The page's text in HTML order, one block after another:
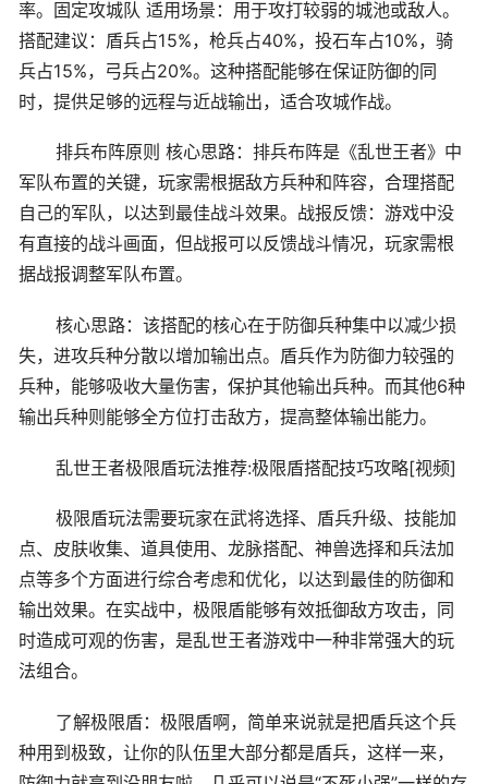
率。固定攻城队 适用场景：用于攻打较弱的城池或敌人。
搭配建议：盾兵占15%，枪兵占40%，投石车占10%，骑
兵占15%，弓兵占20%。这种搭配能够在保证防御的同
时，提供足够的远程与近战输出，适合攻城作战。
排兵布阵原则 核心思路：排兵布阵是《乱世王者》中
军队布置的关键，玩家需根据敌方兵种和阵容，合理搭配
自己的军队，以达到最佳战斗效果。战报反馈：游戏中没
有直接的战斗画面，但战报可以反馈战斗情况，玩家需根
据战报调整军队布置。
核心思路：该搭配的核心在于防御兵种集中以减少损
失，进攻兵种分散以增加输出点。盾兵作为防御力较强的
兵种，能够吸收大量伤害，保护其他输出兵种。而其他6种
输出兵种则能够全方位打击敌方，提高整体输出能力。
乱世王者极限盾玩法推荐:极限盾搭配技巧攻略[视频]
极限盾玩法需要玩家在武将选择、盾兵升级、技能加
点、皮肤收集、道具使用、龙脉搭配、神兽选择和兵法加
点等多个方面进行综合考虑和优化，以达到最佳的防御和
输出效果。在实战中，极限盾能够有效抵御敌方攻击，同
时造成可观的伤害，是乱世王者游戏中一种非常强大的玩
法组合。
了解极限盾：极限盾啊，简单来说就是把盾兵这个兵
种用到极致，让你的队伍里大部分都是盾兵，这样一来，